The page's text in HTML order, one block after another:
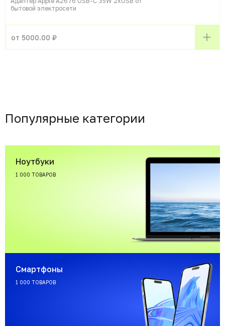
бытовой электросети
от 5000.00 ₽
Популярные категории
Ноутбуки
1 000 ТОВАРОВ
Смартфоны
1 000 ТОВАРОВ